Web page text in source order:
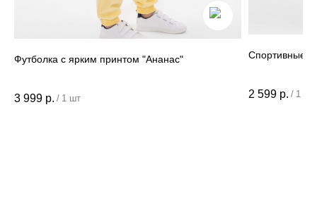
Футболка с ярким принтом "Ананас"
3 999 р. / 1 шт
Спортивные
2 599 р. / 1 шт